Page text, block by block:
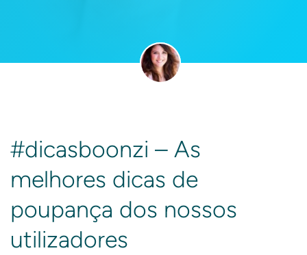
#dicasboonzi – As
melhores dicas de
poupança dos nossos
utilizadores